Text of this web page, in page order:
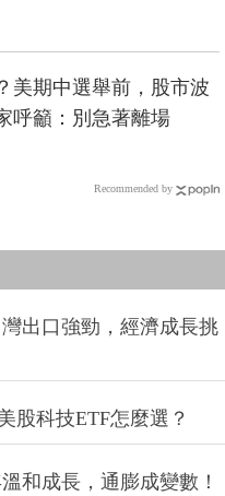
美期中選舉前，股市波
呼籲：別急著離場
Recommended by
出口強勁，經濟成長挑
股科技ETF怎麼選？
和成長，通膨成變數！